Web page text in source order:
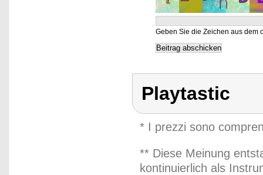
Geben Sie die Zeichen aus dem
Playtastic
* I prezzi sono
** Diese Meinung
kontinuierlich als